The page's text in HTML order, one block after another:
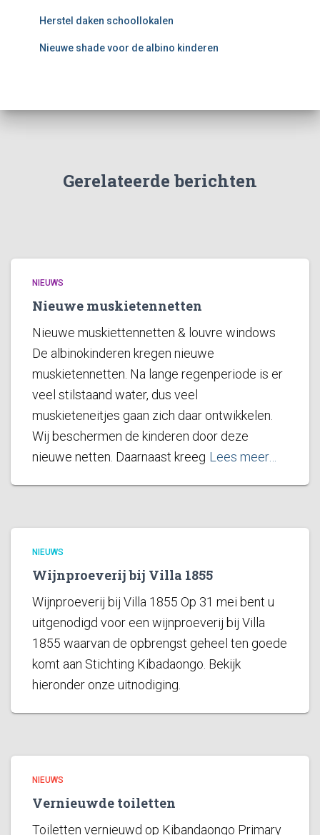
Herstel daken schoollokalen
Nieuwe shade voor de albino kinderen
Gerelateerde berichten
NIEUWS
Nieuwe muskietennetten
Nieuwe muskiettennetten & louvre windows
De albinokinderen kregen nieuwe
muskietennetten. Na lange regenperiode is er
veel stilstaand water, dus veel
muskieteneitjes gaan zich daar ontwikkelen.
Wij beschermen de kinderen door deze
nieuwe netten. Daarnaast kreeg Lees meer…
NIEUWS
Wijnproeverij bij Villa 1855
Wijnproeverij bij Villa 1855 Op 31 mei bent u
uitgenodigd voor een wijnproeverij bij Villa
1855 waarvan de opbrengst geheel ten goede
komt aan Stichting Kibadaongo. Bekijk
hieronder onze uitnodiging.
NIEUWS
Vernieuwde toiletten
Toiletten vernieuwd op Kibandaongo Primary